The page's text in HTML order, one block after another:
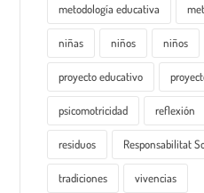
metodología educativa
niñas niños niños
proyecto educativo
psicomotricidad reflexión
residuos Responsabilitat
tradiciones vivencias